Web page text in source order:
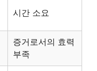
시간 소요
증거로서의 효력
부족